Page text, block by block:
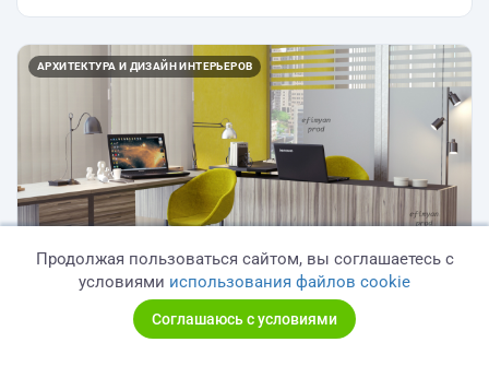
АРХИТЕКТУРА И ДИЗАЙН ИНТЕРЬЕРОВ
Небольшой офис
Продолжая пользоваться сайтом, вы соглашаетесь с
условиями использования файлов cookie
Соглашаюсь с условиями